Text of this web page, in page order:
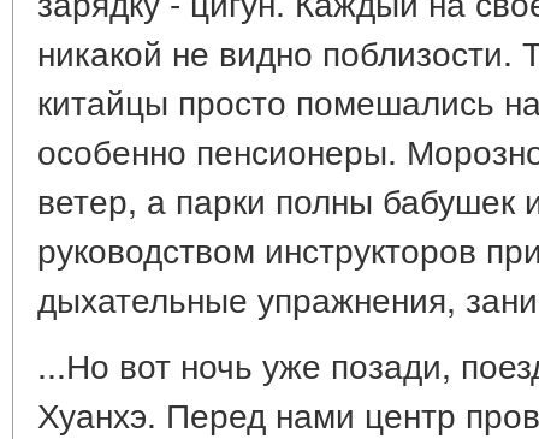
никакой не видно поблизости.
китайцы просто помешались
особенно пенсионеры.
ветер, а парки полны бабушек
руководством инструкторов
дыхательные упражнения,
...Но вот ночь уже позади,
Хуанхэ. Перед нами центр